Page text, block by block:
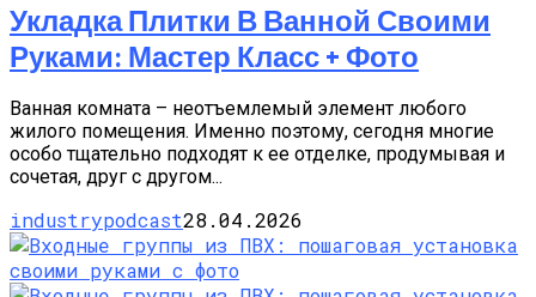
Укладка Плитки В Ванной Своими
Руками: Мастер Класс + Фото
Ванная комната – неотъемлемый элемент любого
жилого помещения. Именно поэтому, сегодня многие
особо тщательно подходят к ее отделке, продумывая и
сочетая, друг с другом...
industrypodcast28.04.2026